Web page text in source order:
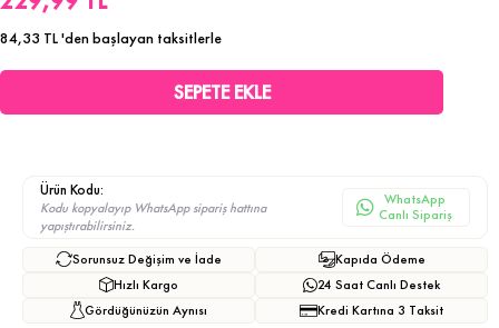
84,33 TL'den başlayan taksitlerle
Ürün Kodu:
Kodu kopyalayıp WhatsApp sipariş hattına
yapıştırabilirsiniz.
WhatsApp
Canlı Sipariş
Sorunsuz Değişim ve İade
Hızlı Kargo
Gördüğünüzün Aynısı
Kapıda Ödeme
24 Saat Canlı Destek
Kredi Kartına 3 Taksit